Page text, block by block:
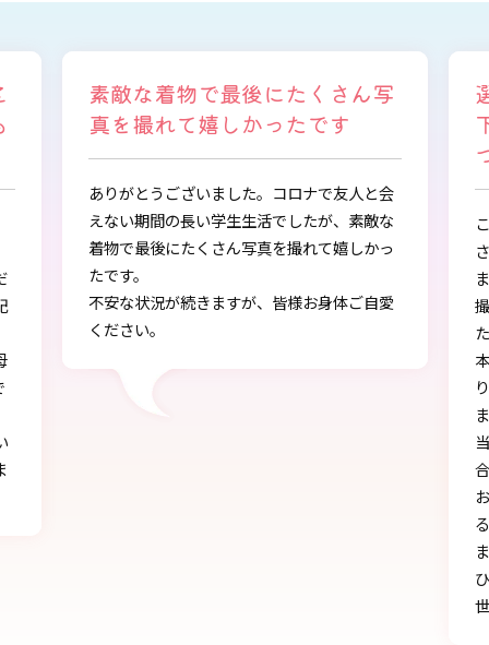
選ぶ時から色々と親身になって
下さり、自分に似合うものを見
つけることができました
この度は、とても素敵な着物・袴をご提供下
さりありがとうございました。
また、早朝からの着付、ヘアアレンジ、写真
撮影もしていただき、ありがとうございまし
た。